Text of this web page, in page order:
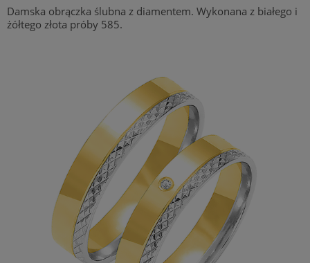
Damska obrączka ślubna z diamentem. Wykonana z białego i
żółtego złota próby 585.